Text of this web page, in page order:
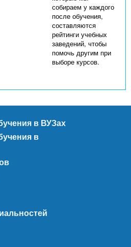
собираем у каждого
после обучения,
составляются
рейтинги учебных
заведений, чтобы
помочь другим при
выборе курсов.
в ВУЗах
в